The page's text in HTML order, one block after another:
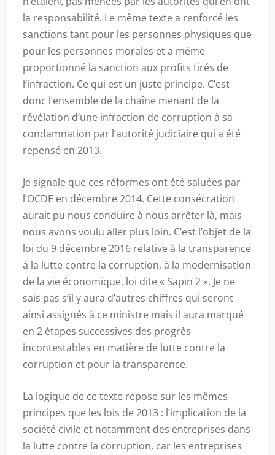
la responsabilité. Le même texte a renforcé les
sanctions tant pour les personnes physiques que
pour les personnes morales et a même
proportionné la sanction aux profits tirés de
l’infraction. Ce qui est un juste principe. C’est
donc l’ensemble de la chaîne menant de la
révélation d’une infraction de corruption à sa
condamnation par l’autorité judiciaire qui a été
repensé en 2013.
Je signale que ces réformes ont été saluées par
l’OCDE en décembre 2014. Cette consécration
aurait pu nous conduire à nous arrêter là, mais
nous avons voulu aller plus loin. C’est l’objet de la
loi du 9 décembre 2016 relative à la transparence
à la lutte contre la corruption, à la modernisation
de la vie économique, loi dite « Sapin 2 ». Je ne
sais pas s’il y aura d’autres chiffres qui seront
ainsi assignés à ce ministre mais il aura marqué
en 2 étapes successives des progrès
incontestables en matière de lutte contre la
corruption et pour la transparence.
La logique de ce texte repose sur les mêmes
principes que les lois de 2013 : l’implication de la
société civile et notamment des entreprises dans
la lutte contre la corruption, car les entreprises